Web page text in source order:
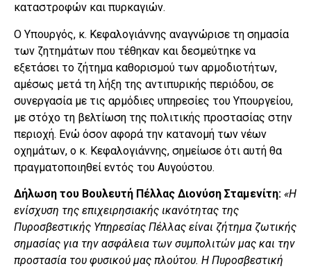
καταστροφών και πυρκαγιών.
Ο Υπουργός, κ. Κεφαλογιάννης αναγνώρισε τη σημασία
των ζητημάτων που τέθηκαν και δεσμεύτηκε να
εξετάσει το ζήτημα καθορισμού των αρμοδιοτήτων,
αμέσως μετά τη λήξη της αντιπυρικής περιόδου, σε
συνεργασία με τις αρμόδιες υπηρεσίες του Υπουργείου,
με στόχο τη βελτίωση της πολιτικής προστασίας στην
περιοχή. Ενώ όσον αφορά την κατανομή των νέων
οχημάτων, ο κ. Κεφαλογιάννης, σημείωσε ότι αυτή θα
πραγματοποιηθεί εντός του Αυγούστου.
Δήλωση του Βουλευτή Πέλλας Διονύση Σταμενίτη: «Η
ενίσχυση της επιχειρησιακής ικανότητας της
Πυροσβεστικής Υπηρεσίας Πέλλας είναι ζήτημα ζωτικής
σημασίας για την ασφάλεια των συμπολιτών μας και την
προστασία του φυσικού μας πλούτου. Η Πυροσβεστική